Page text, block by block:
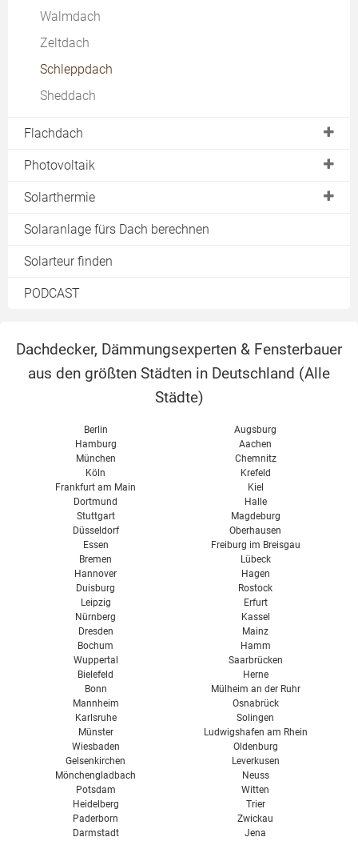
Dachterrasse
Dachwohnfenster
Kniestock
Dachaufstockung
Schneefang
Dachschmuck
Windsogsicherung
Brandschutz
Sturmschaden am Dach
Walmdach
Zeltdach
Schleppdach
Sheddach
Flachdach
Dacheindeckung
Entwässerung
Solaranlage
Dachbegrünung
Lichtkuppel
Schneelast
Photovoltaik
Photovoltaikanlage
Module
Eigenverbrauch
Solarthermie
Solarheizung
Warmwasserbereitung
Förderung
Solarspeicher
Solaranlage fürs Dach berechnen
Solarteur finden
PODCAST
Dachdecker, Dämmungsexperten & Fensterbauer
aus den größten Städten in Deutschland (Alle
Städte)
Berlin
Hamburg
München
Köln
Frankfurt am Main
Dortmund
Stuttgart
Düsseldorf
Essen
Bremen
Hannover
Duisburg
Leipzig
Nürnberg
Dresden
Bochum
Wuppertal
Bielefeld
Bonn
Mannheim
Karlsruhe
Münster
Wiesbaden
Gelsenkirchen
Mönchengladbach
Augsburg
Aachen
Chemnitz
Krefeld
Kiel
Halle
Magdeburg
Oberhausen
Freiburg im Breisgau
Lübeck
Hagen
Rostock
Erfurt
Kassel
Mainz
Hamm
Saarbrücken
Herne
Mülheim an der Ruhr
Osnabrück
Solingen
Ludwigshafen am Rhein
Oldenburg
Leverkusen
Neuss
Potsdam
Heidelberg
Paderborn
Darmstadt
Witten
Trier
Zwickau
Jena